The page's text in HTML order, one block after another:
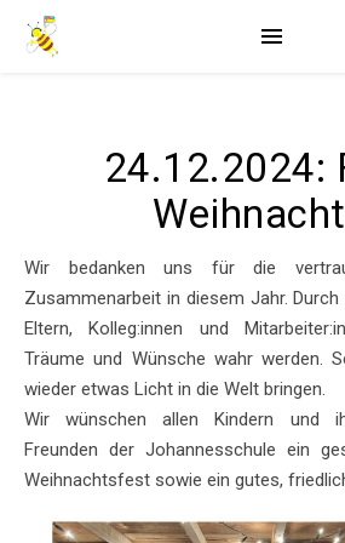
24.12.2024:
Wir bedanken uns für die vertrauensvolle und gute
Zusammenarbeit in diesem Jahr.
Eltern, Kolleg:innen und
Träume und Wünsche wahr werden.
wieder etwas Licht in die Welt bringen.
Wir wünschen allen Kindern und
Freunden der Johannesschule ein
Weihnachtsfest sowie ein gutes,